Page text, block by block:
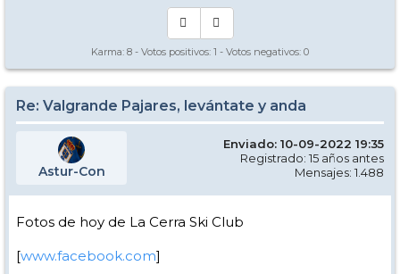
Karma: 8 - Votos positivos: 1 - Votos negativos: 0
Re: Valgrande Pajares, levántate y anda
Astur-Con
Enviado: 10-09-2022 19:35
Registrado: 15 años antes
Mensajes: 1.488
Fotos de hoy de La Cerra Ski Club
[www.facebook.com]